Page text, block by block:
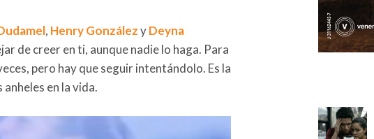
, Henry GonzálezyDeyna
de creer en ti, aunque nadie lo haga. Para
pero hay que seguir intentándolo. Es la
en la vida.